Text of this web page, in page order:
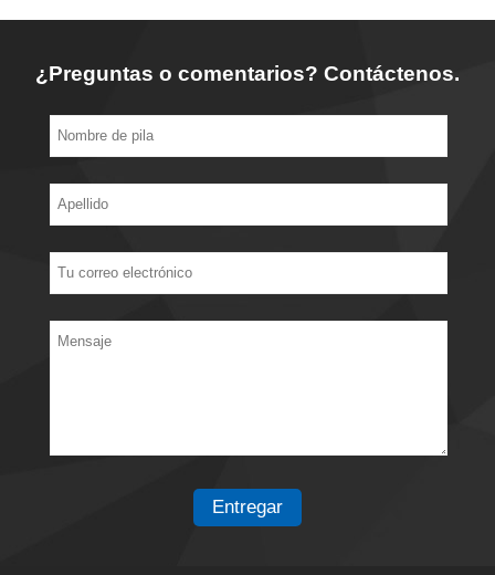
¿Preguntas o comentarios? Contáctenos.